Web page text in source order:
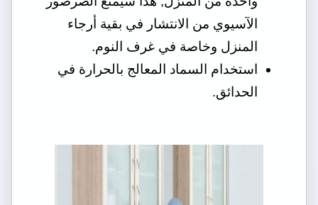
الآسيوي من الانتشار في بقية أرجاء
المنزل وخاصة في غرف النوم.
استخدام السماد المعالج بالحرارة في
الحدائق.